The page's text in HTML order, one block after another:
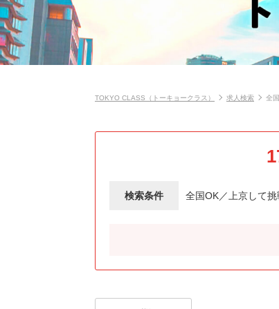
TOKYO CLASS（トーキョークラス） 求人検索 全
検索条件 全国OK／上京して